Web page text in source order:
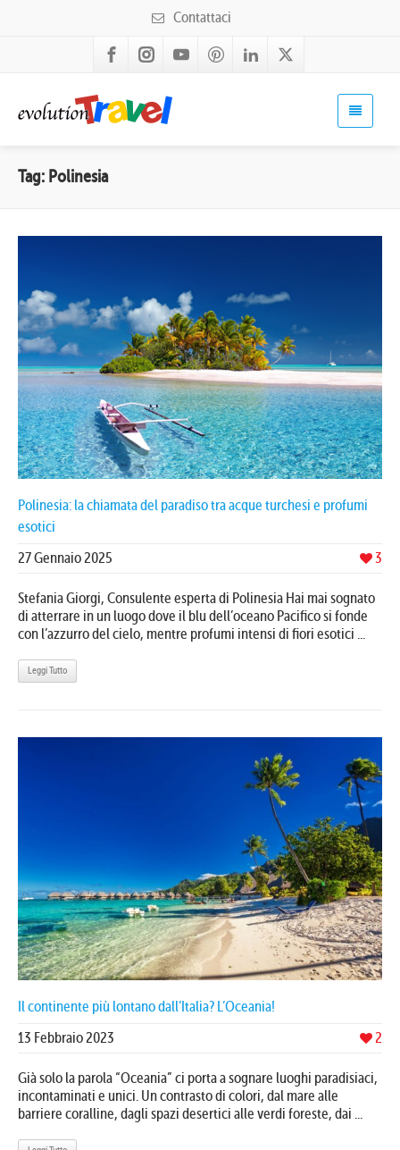
Contattaci
Tag: Polinesia
Polinesia: la chiamata del paradiso tra acque turchesi e profumi
esotici
3
27 Gennaio 2025
Stefania Giorgi, Consulente esperta di Polinesia Hai mai sognato
di atterrare in un luogo dove il blu dell’oceano Pacifico si fonde
con l’azzurro del cielo, mentre profumi intensi di fiori esotici ...
Leggi Tutto
Il continente più lontano dall’Italia? L’Oceania!
2
13 Febbraio 2023
Già solo la parola “Oceania” ci porta a sognare luoghi paradisiaci,
incontaminati e unici. Un contrasto di colori, dal mare alle
barriere coralline, dagli spazi desertici alle verdi foreste, dai ...